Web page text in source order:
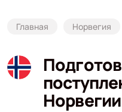
Главная Норвегия
Норвегии